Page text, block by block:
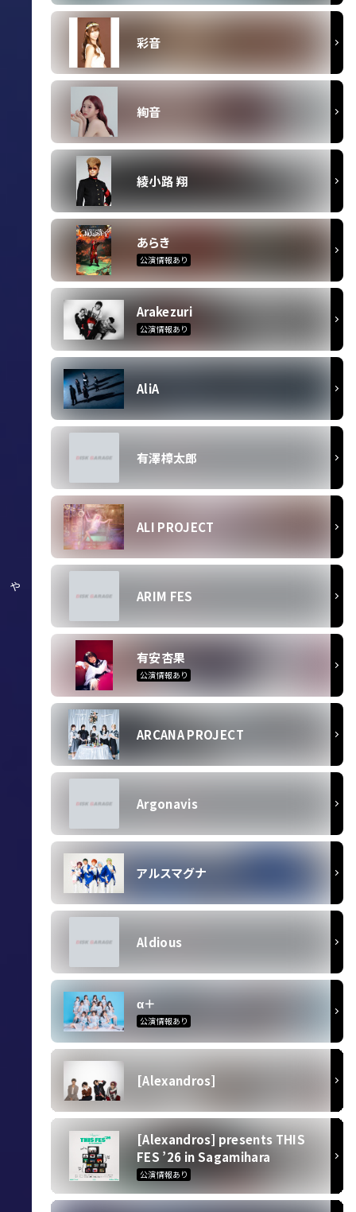
や
彩音
絢音
綾小路 翔
あらき
公演情報あり
Arakezuri
公演情報あり
AliA
有澤樟太郎
ALI PROJECT
ARIM FES
有安杏果
公演情報あり
ARCANA PROJECT
Argonavis
アルスマグナ
Aldious
α＋
公演情報あり
[Alexandros]
[Alexandros] presents THIS
FES ’26 in Sagamihara
公演情報あり